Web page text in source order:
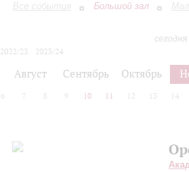
Все события Большой зал
2022/23
2023/24
Август Сентябрь Октябрь
6 7 8 9 10 11 12 13 14